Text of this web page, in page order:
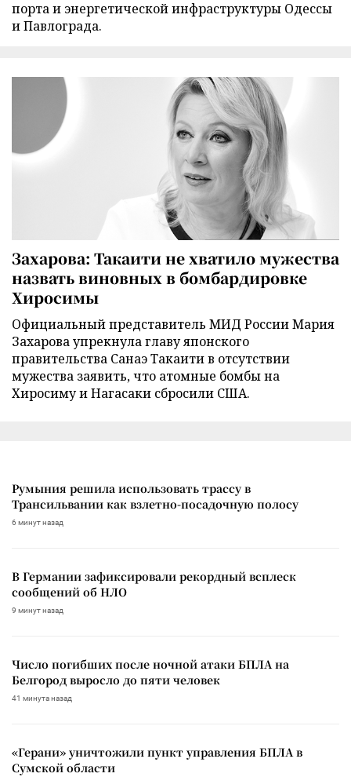
порта и энергетической инфраструктуры Одессы
и Павлограда.
Захарова: Такаити не хватило мужества
назвать виновных в бомбардировке
Хиросимы
Официальный представитель МИД России Мария
Захарова упрекнула главу японского
правительства Санаэ Такаити в отсутствии
мужества заявить, что атомные бомбы на
Хиросиму и Нагасаки сбросили США.
Румыния решила использовать трассу в
Трансильвании как взлетно-посадочную полосу
6 минут назад
В Германии зафиксировали рекордный всплеск
сообщений об НЛО
9 минут назад
Число погибших после ночной атаки БПЛА на
Белгород выросло до пяти человек
41 минута назад
«Герани» уничтожили пункт управления БПЛА в
Сумской области